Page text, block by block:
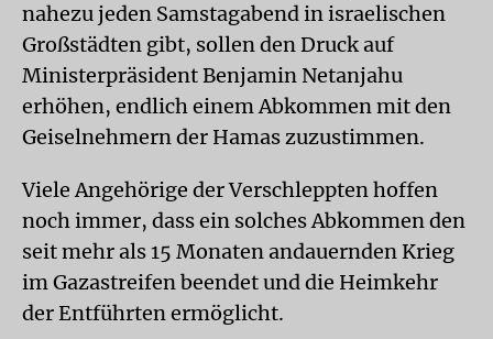
nahezu jeden Samstagabend in israelischen
Großstädten gibt, sollen den Druck auf
Ministerpräsident Benjamin Netanjahu
erhöhen, endlich einem Abkommen mit den
Geiselnehmern der Hamas zuzustimmen.
Viele Angehörige der Verschleppten hoffen
noch immer, dass ein solches Abkommen den
seit mehr als 15 Monaten andauernden Krieg
im Gazastreifen beendet und die Heimkehr
der Entführten ermöglicht.